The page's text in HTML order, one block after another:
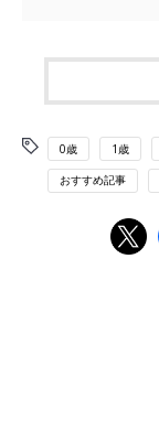
0歳 1歳
おすすめ記事